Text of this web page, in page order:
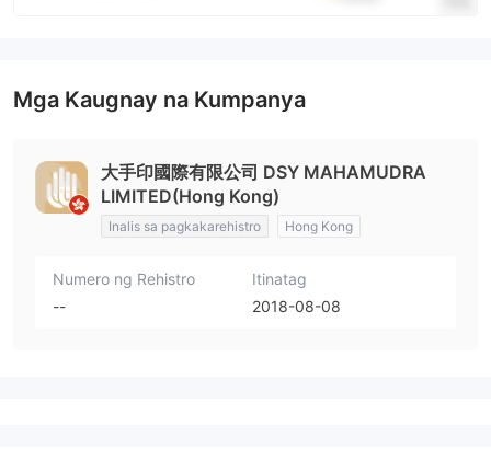
Mga Kaugnay na Kumpanya
大手印國際有限公司 DSY MAHAMUDRA
LIMITED(Hong Kong)
Inalis sa pagkakarehistro Hong Kong
Numero ng Rehistro
--
Itinatag
2018-08-08